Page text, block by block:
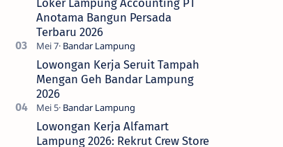
Anotama Bangun Persada
Terbaru 2026
Lowongan Kerja Seruit Tampah
Mengan Geh Bandar Lampung
2026
Lowongan Kerja Alfamart
Lampung 2026: Rekrut Crew Store